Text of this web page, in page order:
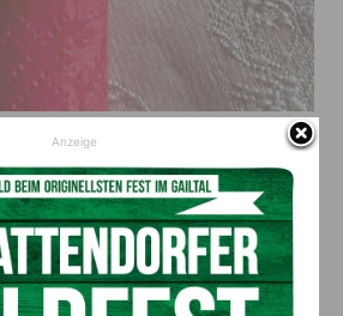
sind nach 45 Jahren wieder vereint
sich der Ring nicht mehr verstecken:
war die Suche erfolgreich und das
Anzeige